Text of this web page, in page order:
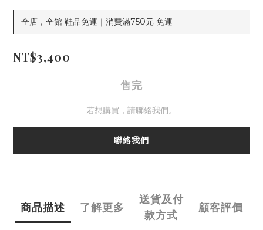
全店，全館 鞋品免運｜消費滿750元 免運
NT$3,400
售完
若想購買，請聯絡我們。
聯絡我們
商品描述 了解更多
送貨及付
款方式
顧客評價